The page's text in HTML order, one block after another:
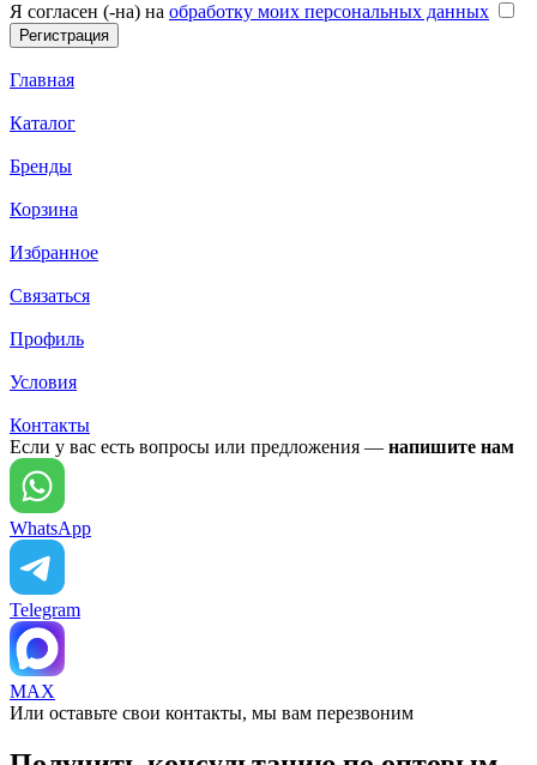
Я согласен (-на) на обработку моих персональных данных
Главная
Каталог
Бренды
Корзина
Избранное
Связаться
Профиль
Условия
Контакты
Если у вас есть вопросы или предложения — напишите нам
WhatsApp
Telegram
MAX
Или оставьте свои контакты, мы вам перезвоним